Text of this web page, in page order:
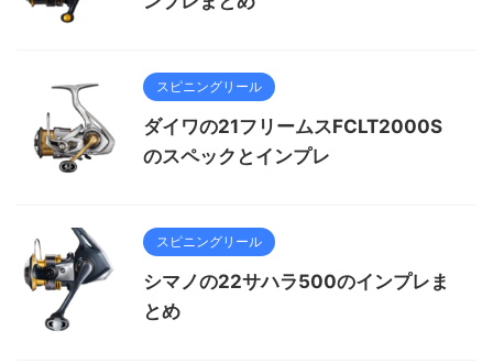
スピニングリール
ダイワの21フリームスFCLT2000S
のスペックとインプレ
スピニングリール
シマノの22サハラ500のインプレま
とめ